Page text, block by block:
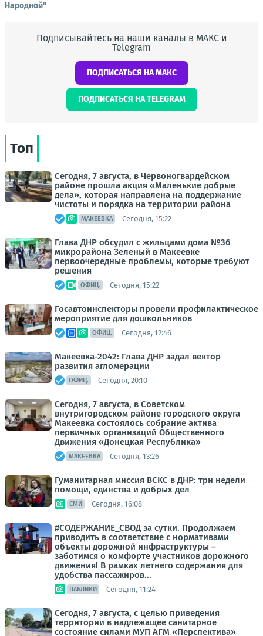
Народной"
Подписывайтесь на наши каналы в МАКС и
Telegram
ПОДПИСАТЬСЯ НА МАКС
ПОДПИСАТЬСЯ НА TELEGRAM
Топ
Сегодня, 7 августа, в Червоногвардейском
районе прошла акция «Маленькие добрые
дела», которая направлена на поддержание
чистоты и порядка на территории района
МАКЕЕВКА Сегодня, 15:22
Глава ДНР обсудил с жильцами дома №36
микрорайона Зеленый в Макеевке
первоочередные проблемы, которые требуют
решения
ОФИЦ. Сегодня, 15:22
Госавтоинспекторы провели профилактическое
мероприятие для дошкольников
ОФИЦ. Сегодня, 12:46
Макеевка-2042: Глава ДНР задал вектор
развития агломерации
ОФИЦ. Сегодня, 20:10
Сегодня, 7 августа, в Советском
внутригородском районе городского округа
Макеевка состоялось собрание актива
первичных организаций Общественного
Движения «Донецкая Республика»
МАКЕЕВКА Сегодня, 13:26
Гуманитарная миссия ВСКС в ДНР: три недели
помощи, единства и добрых дел
СМИ Сегодня, 16:08
#СОДЕРЖАНИЕ_СВОД за сутки. Продолжаем
приводить в соответствие с нормативами
объекты дорожной инфраструктуры –
заботимся о комфорте участников дорожного
движения! В рамках летнего содержания для
удобства пассажиров...
ПАБЛИКИ Сегодня, 11:24
Сегодня, 7 августа, с целью приведения
территории в надлежащее санитарное
состояние силами МУП АГМ «Перспектива»